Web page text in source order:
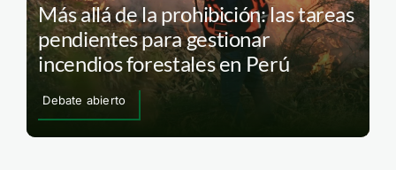
Más allá de la prohibición: las tareas
pendientes para gestionar
incendios forestales en Perú
Debate abierto